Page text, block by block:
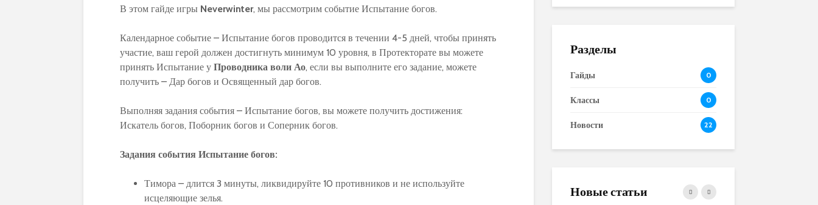
В этом гайде игры Neverwinter, мы рассмотрим событие Испытание богов.
Календарное событие – Испытание богов проводится в течении 4-5 дней, чтобы принять
участие, ваш герой должен достигнуть минимум 10 уровня, в Протекторате вы можете
принять Испытание у Проводника воли Ао, если вы выполните его задание, можете
получить – Дар богов и Освященный дар богов.
Выполняя задания события – Испытание богов, вы можете получить достижения:
Искатель богов, Поборник богов и Соперник богов.
Задания события Испытание богов:
Тимора – длится 3 минуты, ликвидируйте 10 противников и не используйте
исцеляющие зелья.
Разделы
Гайды 0
Классы 0
Новости 22
Новые статьи